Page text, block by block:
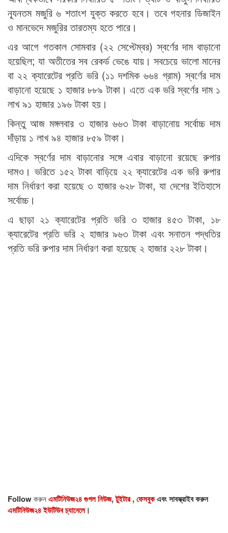
ন্যূনতম মজুরি ৬ শতাংশ যুক্ত করতে হবে। তবে গহনার ডিজাইন
ও মানভেদে মজুরির তারতম্য হতে পারে।
এর আগে গতকাল সোমবার (২২ সেপ্টেম্বর) স্বর্ণের দাম বাড়ানো
হয়েছিল; যা অতীতের সব রেকর্ড ভেঙে যায়। সবচেয়ে ভালো মানের
বা ২২ ক্যারেটের প্রতি ভরি (১১ দশমিক ৬৬৪ গ্রাম) স্বর্ণের দাম
বাড়ানো হয়েছে ১ হাজার ৮৮৯ টাকা। এতে এক ভরি স্বর্ণের দাম ১
লাখ ৯১ হাজার ১৯৬ টাকা হয়।
কিন্তু আজ মঙ্গলবার ৩ হাজার ৬৬৩ টাকা বাড়ানোয় সর্বোচ্চ দাম
দাঁড়ায় ১ লাখ ৯৪ হাজার ৮৫৯ টাকা।
এদিকে স্বর্ণের দাম বাড়ানোর সঙ্গে এবার বাড়ানো রয়েছে রুপার
দামও। ভরিতে ১৫২ টাকা বাড়িয়ে ২২ ক্যারেটের এক ভরি রুপার
দাম নির্ধারণ করা হয়েছে ৩ হাজার ৬২৮ টাকা, যা দেশের ইতিহাসে
সর্বোচ্চ।
এ ছাড়া ২১ ক্যারেটের প্রতি ভরি ৩ হাজার ৪৫৩ টাকা, ১৮
ক্যারেটের প্রতি ভরি ২ হাজার ৯৬৩ টাকা এবং সনাতন পদ্ধতির
প্রতি ভরি রুপার দাম নির্ধারণ করা হয়েছে ২ হাজার ২২৮ টাকা।
Followকরুনএমটিনিউজ২৪ গুগল নিউজ,টুইটার,ফেসবুকএবং সাবস্ক্রাইব করুন
এমটিনিউজ২৪ ইউটিউব চ্যানেলে।